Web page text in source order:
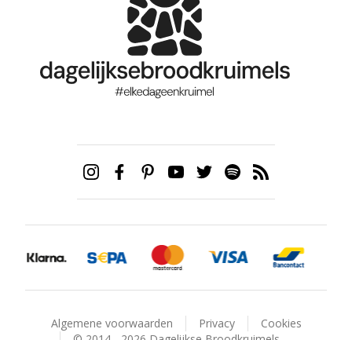
Algemene voorwaarden Privacy
Cookies